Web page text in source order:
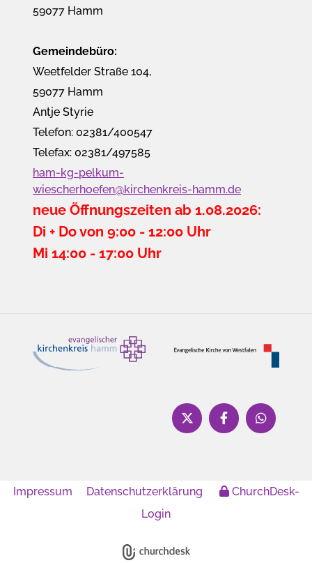
59077 Hamm
Gemeindebüro:
Weetfelder Straße 104,
59077 Hamm
Antje Styrie
Telefon: 02381/400547
Telefax: 02381/497585
ham-kg-pelkum-
wiescherhoefen@kirchenkreis-hamm.de
neue Öffnungszeiten ab 1.08.2026:
Di + Do von 9:00 - 12:00 Uhr
Mi 14:00 - 17:00 Uhr
Impressum Datenschutzerklärung
ChurchDesk-
Login